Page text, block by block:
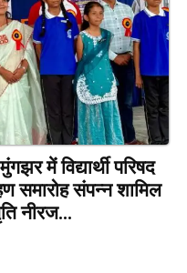
में विद्यार्थी परिषद
समारोह संपन्न शामिल
नीरज...